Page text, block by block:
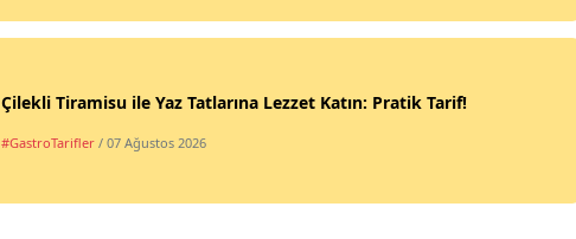
Çilekli Tiramisu ile Yaz Tatlarına Lezzet Katın: Pratik Tarif!
#GastroTarifler / 07 Ağustos 2026